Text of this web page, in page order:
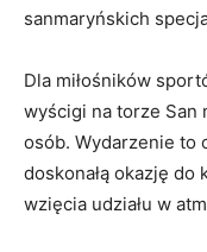
sanmaryńskich
Dla miłośników‍
wyścigi na torze ‌San
osób. Wydarzenie to
doskonałą okazję do
wzięcia udziału ‍w